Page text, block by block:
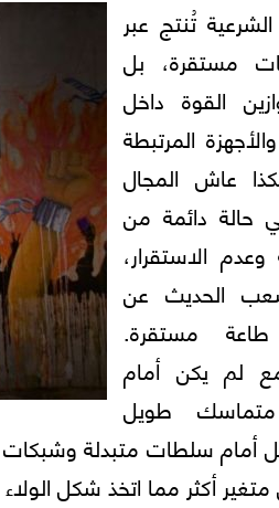
تُنتج عبر
مستقرة، بل
القوة داخل
المرتبطة
عاش المجال
حالة دائمة من
وعدم الاستقرار،
الحديث عن
مستقرة.
لم يكن أمام
طويل
أمام سلطات متبدلة وشبكات
أكثر مما اتخذ شكل الولاء